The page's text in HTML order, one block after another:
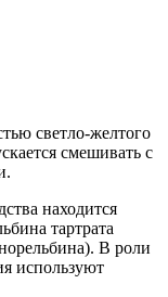
светло-желтого
смешивать с
находится
тартрата
В роли
используют